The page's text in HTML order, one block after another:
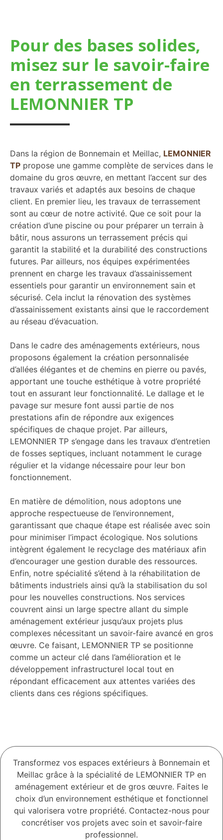
Pour des bases solides,
misez sur le savoir-faire
en terrassement de
LEMONNIER TP
Dans la région de Bonnemain et Meillac, LEMONNIER
TP propose une gamme complète de services dans le
domaine du gros œuvre, en mettant l’accent sur des
travaux variés et adaptés aux besoins de chaque
client. En premier lieu, les travaux de terrassement
sont au cœur de notre activité. Que ce soit pour la
création d’une piscine ou pour préparer un terrain à
bâtir, nous assurons un terrassement précis qui
garantit la stabilité et la durabilité des constructions
futures. Par ailleurs, nos équipes expérimentées
prennent en charge les travaux d’assainissement
essentiels pour garantir un environnement sain et
sécurisé. Cela inclut la rénovation des systèmes
d’assainissement existants ainsi que le raccordement
au réseau d’évacuation.
Dans le cadre des aménagements extérieurs, nous
proposons également la création personnalisée
d’allées élégantes et de chemins en pierre ou pavés,
apportant une touche esthétique à votre propriété
tout en assurant leur fonctionnalité. Le dallage et le
pavage sur mesure font aussi partie de nos
prestations afin de répondre aux exigences
spécifiques de chaque projet. Par ailleurs,
LEMONNIER TP s’engage dans les travaux d’entretien
de fosses septiques, incluant notamment le curage
régulier et la vidange nécessaire pour leur bon
fonctionnement.
En matière de démolition, nous adoptons une
approche respectueuse de l’environnement,
garantissant que chaque étape est réalisée avec soin
pour minimiser l’impact écologique. Nos solutions
intègrent également le recyclage des matériaux afin
d’encourager une gestion durable des ressources.
Enfin, notre spécialité s’étend à la réhabilitation de
bâtiments industriels ainsi qu’à la stabilisation du sol
pour les nouvelles constructions. Nos services
couvrent ainsi un large spectre allant du simple
aménagement extérieur jusqu’aux projets plus
complexes nécessitant un savoir-faire avancé en gros
œuvre. Ce faisant, LEMONNIER TP se positionne
comme un acteur clé dans l’amélioration et le
développement infrastructurel local tout en
répondant efficacement aux attentes variées des
clients dans ces régions spécifiques.
Transformez vos espaces extérieurs à Bonnemain et
Meillac grâce à la spécialité de LEMONNIER TP en
aménagement extérieur et de gros œuvre. Faites le
choix d’un environnement esthétique et fonctionnel
qui valorisera votre propriété. Contactez-nous pour
concrétiser vos projets avec soin et savoir-faire
professionnel.